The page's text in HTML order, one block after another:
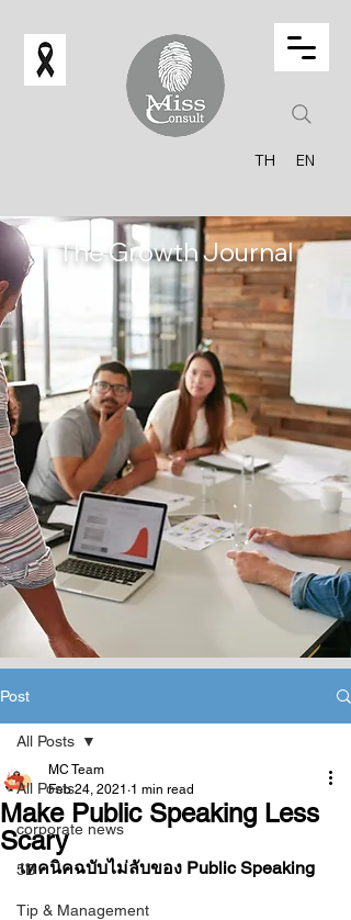
TH EN
The Growth Journal
Post
All Posts
corporate news
5B
Tip & Management
All Posts
Make Public Speaking Less
Scary
MC Team
Feb 24, 2021 1 min read
เทคนิคฉบับไม่ลับของ Public Speaking